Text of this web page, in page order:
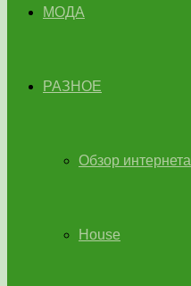
МОДА
РАЗНОЕ
Обзор интернета
House